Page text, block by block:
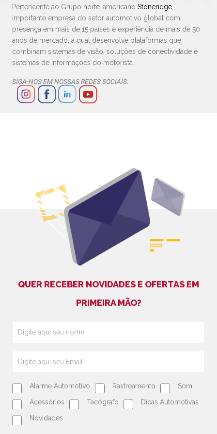
Pertencente ao Grupo norte-americano Stoneridge
importante empresa do setor automotivo global com
presença em mais de 15 países e experiência de mais de 50
anos de mercado, a qual desenvolve plataformas que
combinam sistemas de visão, soluções de conectividade e
sistemas de informações do motorista.
SIGA-NOS EM NOSSAS REDES SOCIAIS:
QUER RECEBER NOVIDADES E OFERTAS EM
PRIMEIRA MÃO?
Alarme Automotivo Rastreamento Som
Acessórios Tacógrafo Dicas Automotivas
Novidades